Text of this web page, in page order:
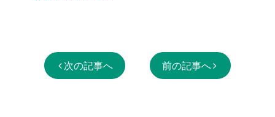
次の記事へ 前の記事へ